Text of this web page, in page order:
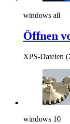
windows all
Öffnen
XPS-Dateien
windows 10